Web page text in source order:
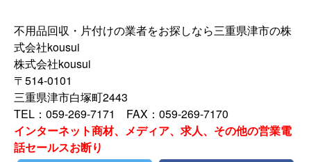
不用品回収・片付けの業者をお探しなら三重県津市の株
式会社kousui
株式会社kousui
〒514-0101
三重県津市白塚町2443
TEL：059-269-7171 FAX：059-269-7170
インターネット商材、メディア、求人、その他の営業電
話セールスお断り